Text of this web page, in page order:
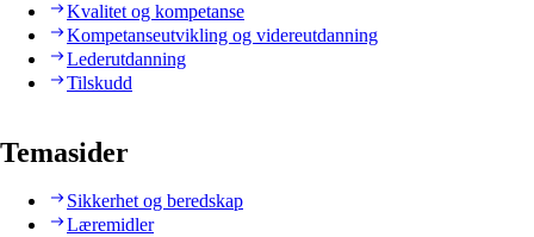
Kvalitet og kompetanse
Kompetanseutvikling og videreutdanning
Lederutdanning
Tilskudd
Temasider
Sikkerhet og beredskap
Læremidler